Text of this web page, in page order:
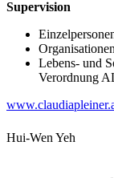
Supervision
Organisationen
Lebens- und
Verordnung
Hui-Wen Yeh